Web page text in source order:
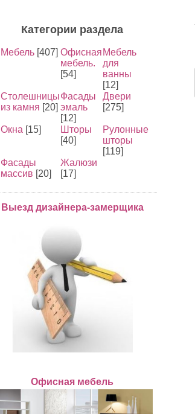
Категории раздела
Мебель [407] Офисная
мебель.
[54]
Мебель
для
ванны
[12]
Столешницы
из камня [20]
Фасады
эмаль
[12]
Двери
[275]
Окна [15]
Шторы
[40]
Рулонные
шторы
[119]
Фасады
массив [20]
Жалюзи
[17]
Выезд дизайнера-замерщика
Офисная мебель